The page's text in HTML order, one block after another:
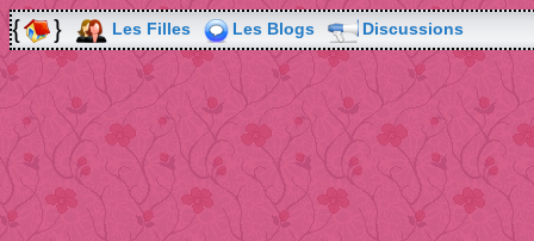
Les Filles Les Blogs Discussions